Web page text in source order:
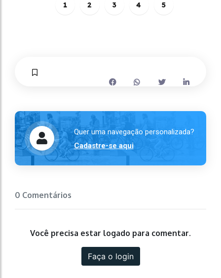
1 2 3 4 5
Quer uma navegação personalizada?
Cadastre-se aqui
0 Comentários
Você precisa estar logado para comentar.
Faça o login